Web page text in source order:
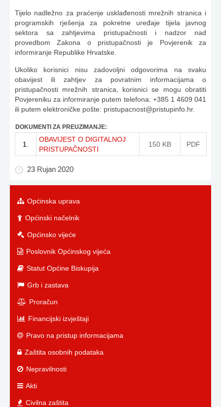
Tijelo nadležno za praćenje usklađenosti mrežnih stranica i
programskih rješenja za pokretne uređaje tijela javnog
sektora sa zahtjevima pristupačnosti i nadzor nad
provedbom Zakona o pristupačnosti je Povjerenik za
informiranje Republike Hrvatske.
Ukoliko korisnici nisu zadovoljni odgovorima na svaku
obavijest ili zahtjev za povratnim informacijama o
pristupačnosti mrežnih stranica, korisnici se mogu obratiti
Povjereniku za informiranje putem telefona: +385 1 4609 041
ili putem elektroničke pošte: pristupacnost@pristupinfo.hr.
DOKUMENTI ZA PREUZIMANJE:
1.
OBAVIJEST O DIGITALNOJ
PRISTUPAČNOSTI
150 KB PDF
23 Rujan 2020
Općinska uprava
Općinski načelnik
Općinsko vijeće
Poslovnik Općinskog vijeća
Statut Općine Biskupija
Grb i zastava
Proračun
Financijski izvještaji
Pravo na pristup informacijama
Zaštita osobnih podataka
Nepravilnosti
Akti
Civilna zaštita